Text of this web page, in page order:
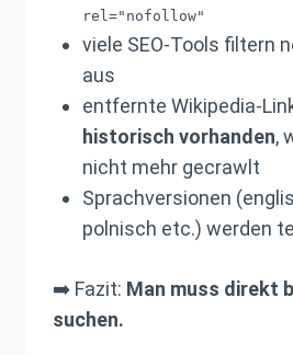
rel="nofollow"
viele SEO-Tools filtern
aus
entfernte Wikipedia-
historisch vorhanden,
nicht mehr gecrawlt
Sprachversionen
polnisch etc.) werden
➡️ Fazit: Man muss direkt
suchen.